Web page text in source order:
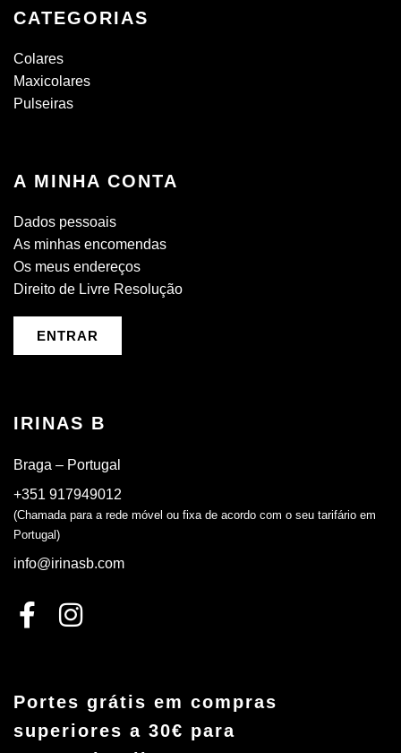
CATEGORIAS
Colares
Maxicolares
Pulseiras
A MINHA CONTA
Dados pessoais
As minhas encomendas
Os meus endereços
Direito de Livre Resolução
ENTRAR
IRINAS B
Braga – Portugal
+351 917949012
(Chamada para a rede móvel ou fixa de acordo com o seu tarifário em
Portugal)
info@irinasb.com
Portes grátis em compras
superiores a 30€ para